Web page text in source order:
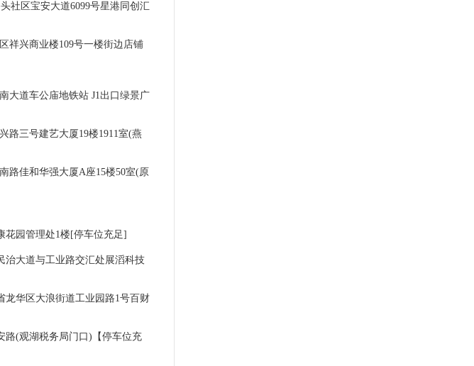
社区宝安大道6099号星港同创汇
祥兴商业楼109号一楼街边店铺
大道车公庙地铁站 J1出口绿景广
路三号建艺大厦19楼1911室(燕
路佳和华强大厦A座15楼50室(原
花园管理处1楼[停车位充足]
治大道与工业路交汇处展滔科技
龙华区大浪街道工业园路1号百财
路(观湖税务局门口)【停车位充